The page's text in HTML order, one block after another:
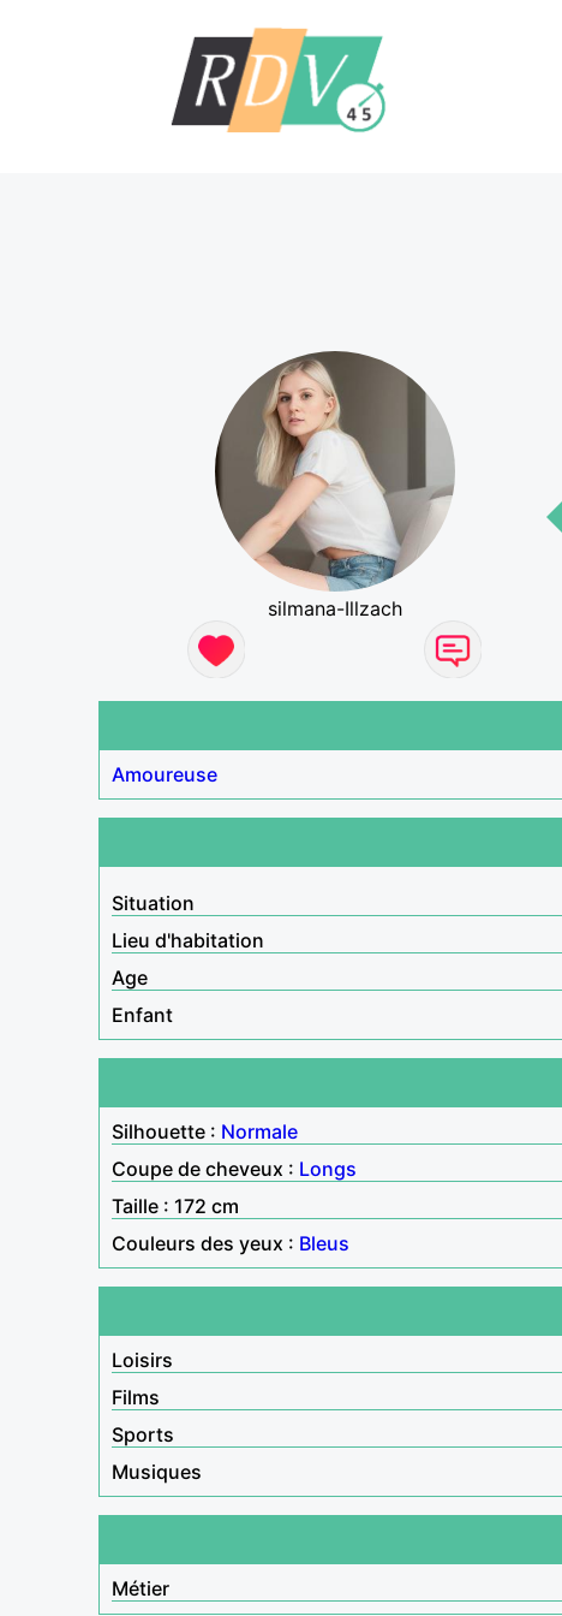
silmana-Illzach
Amoureuse
Situation
Lieu d'habitation
Age
Enfant
Silhouette : Normale
Coupe de cheveux : Longs
Taille : 172 cm
Couleurs des yeux : Bleus
Loisirs
Films
Sports
Musiques
Métier